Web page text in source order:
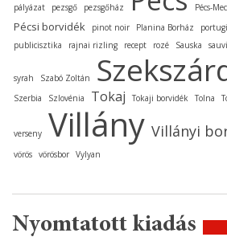
pályázat pezsgő pezsgőház Pécs-
Pécsi borvidék pinot noir Planina Borház
publicisztika
rajnai rizling recept rozé Sauska
syrah Szabó Zoltán
Szerbia Szlovénia Tokaj Tokaji borvidék Tolna
verseny Villány Villányi
vörös vörösbor Vylyan
Nyomtatott kiadás